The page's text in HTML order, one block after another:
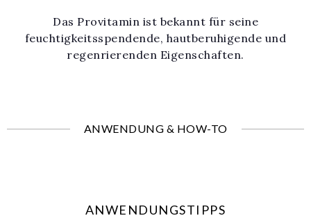
Das Provitamin ist bekannt für seine
feuchtigkeitsspendende, hautberuhigende und
regenrierenden Eigenschaften.
ANWENDUNG & HOW-TO
ANWENDUNGSTIPPS